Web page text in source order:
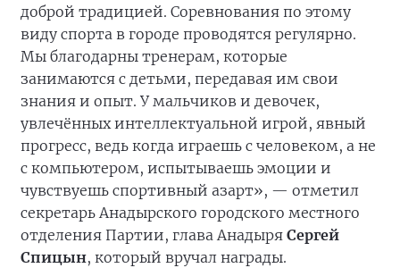
доброй традицией. Соревнования по этому
виду спорта в городе проводятся регулярно.
Мы благодарны тренерам, которые
занимаются с детьми, передавая им свои
знания и опыт. У мальчиков и девочек,
увлечённых интеллектуальной игрой, явный
прогресс, ведь когда играешь с человеком, а не
с компьютером, испытываешь эмоции и
чувствуешь спортивный азарт», — отметил
секретарь Анадырского городского местного
отделения Партии, глава Анадыря Сергей
Спицын, который вручал награды.